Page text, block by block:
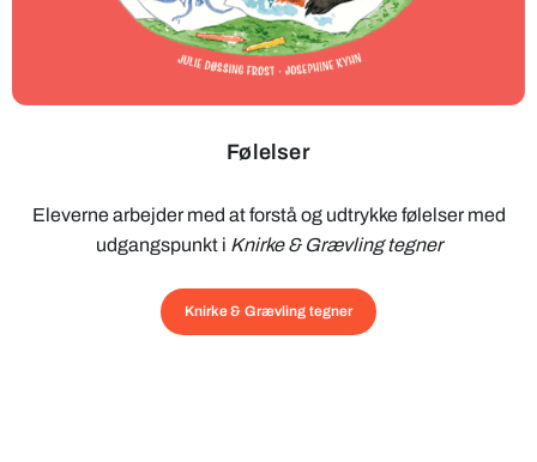
Følelser
Eleverne arbejder med at forstå og udtrykke følelser med
udgangspunkt i Knirke & Grævling tegner
Knirke & Grævling tegner